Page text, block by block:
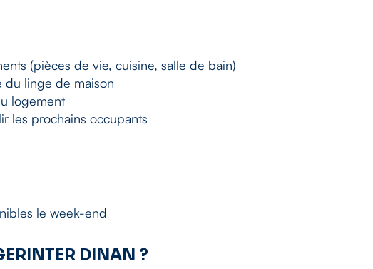
(pièces de vie, cuisine, salle de bain)
du linge de maison
logement
les prochains occupants
le week-end
DINAN ?